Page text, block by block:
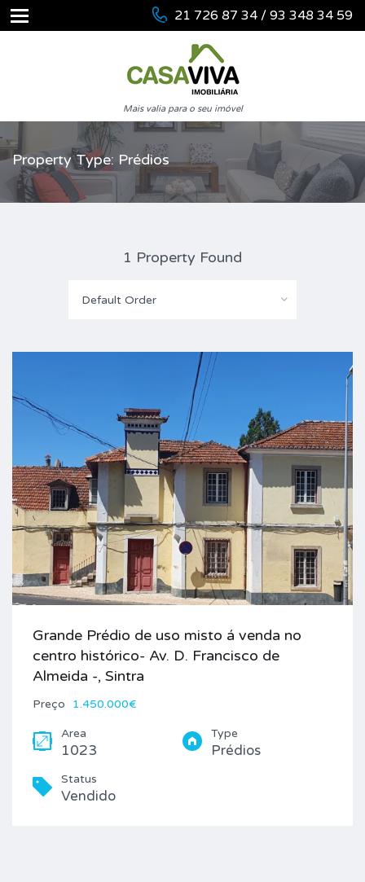
21 726 87 34 / 93 348 34 59
Mais valia para o seu imóvel
Property Type: Prédios
1 Property Found
Default Order
Grande Prédio de uso misto á venda no
centro histórico- Av. D. Francisco de
Almeida -, Sintra
Preço 1.450.000€
Area
1023
Type
Prédios
Status
Vendido